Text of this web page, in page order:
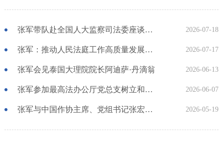
张军带队赴全国人大监察司法委座谈交流 自觉在日常监督下做好工作 持续推动新时代审判工作高质量发展 杨晓超出席 2026-07-18
张军：推动人民法庭工作高质量发展再上新台阶 2026-07-17
张军会见泰国大理院院长阿迪萨·丹滴翁 2026-06-13
张军参加最高法办公厅党总支树立和践行正确政绩观学习教育党员大会 要求积极主动谋划、落实 推动司法政务工作高质量发展 2026-06-07
张军与中国作协主席、党组书记张宏森一行座谈 携手繁荣文学创作 促进增强法治自信、文化自信 2026-05-19